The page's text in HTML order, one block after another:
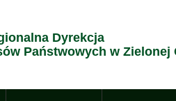
Dyrekcja
Państwowych w Zielonej